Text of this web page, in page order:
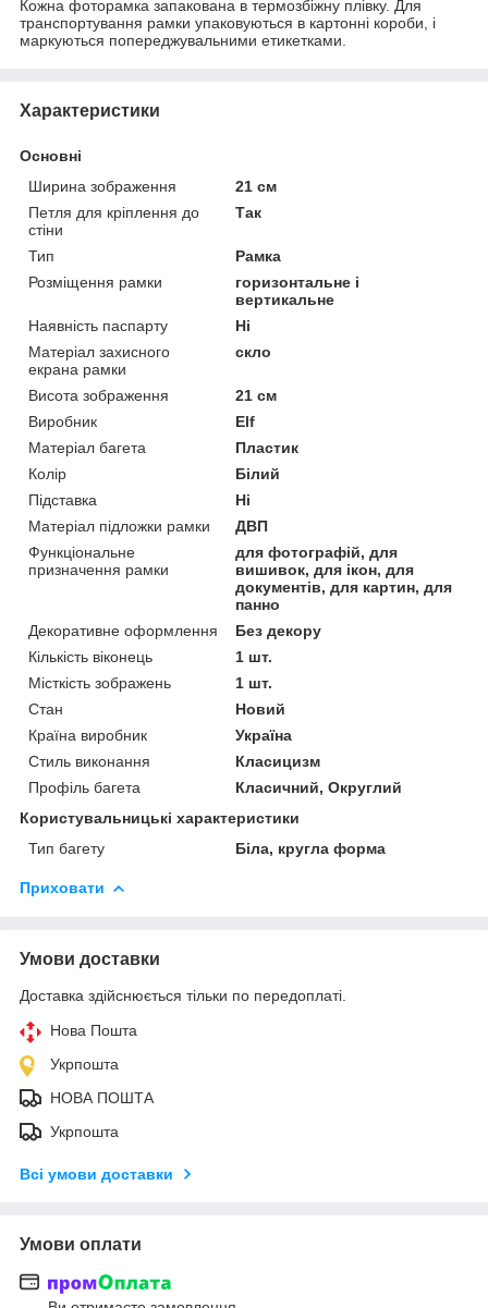
Кожна фоторамка запакована в термозбіжну плівку. Для
транспортування рамки упаковуються в картонні короби, і
маркуються попереджувальними етикетками.
Характеристики
Основні
Ширина зображення
21 см
Петля для кріплення до
стіни
Так
Тип
Рамка
Розміщення рамки
горизонтальне і
вертикальне
Наявність паспарту
Ні
Матеріал захисного
екрана рамки
скло
Висота зображення
21 см
Виробник
Elf
Матеріал багета
Пластик
Колір
Білий
Підставка
Ні
Матеріал підложки рамки
ДВП
Функціональне
призначення рамки
для фотографій, для
вишивок, для ікон, для
документів, для картин, для
панно
Декоративне оформлення
Без декору
Кількість віконець
1 шт.
Місткість зображень
1 шт.
Стан
Новий
Країна виробник
Україна
Стиль виконання
Класицизм
Профіль багета
Класичний, Округлий
Користувальницькі характеристики
Тип багету
Біла, кругла форма
Приховати
Умови доставки
Доставка здійснюється тільки по передоплаті.
Нова Пошта
Укрпошта
НОВА ПОШТА
Укрпошта
Всі умови доставки
Умови оплати